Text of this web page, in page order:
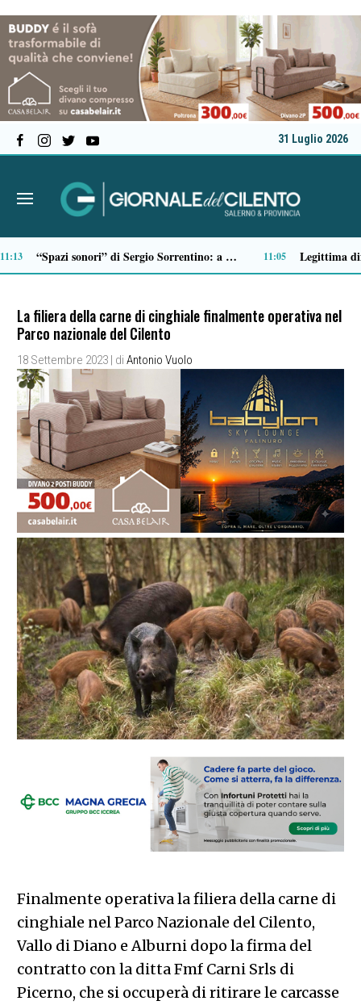
31 Luglio 2026
San Mauro la Bruca, nasce “La Ritornanza”: due giorni di arte e cultura contro lo spopolamento 09:28 Serie C, ecco il calendario della Salernitana: debutto all’Arechi contro il Sorrento 09:22
La filiera della carne di cinghiale finalmente operativa nel
Parco nazionale del Cilento
18 Settembre 2023 | di Antonio Vuolo
Finalmente operativa la filiera della carne di
cinghiale nel Parco Nazionale del Cilento,
Vallo di Diano e Alburni dopo la firma del
contratto con la ditta Fmf Carni Srls di
Picerno, che si occuperà di ritirare le carcasse